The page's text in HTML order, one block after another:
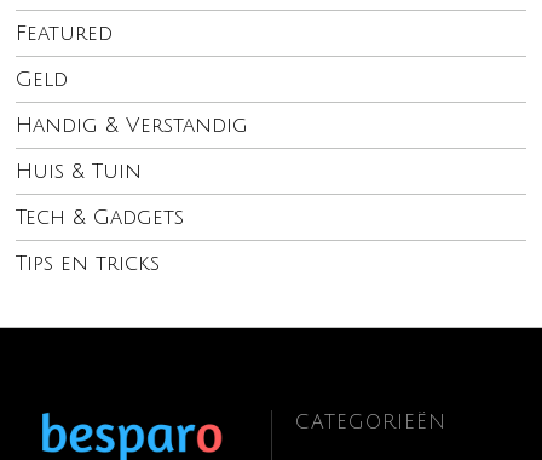
Featured
Geld
Handig & Verstandig
Huis & Tuin
Tech & Gadgets
Tips en tricks
CATEGORIEËN